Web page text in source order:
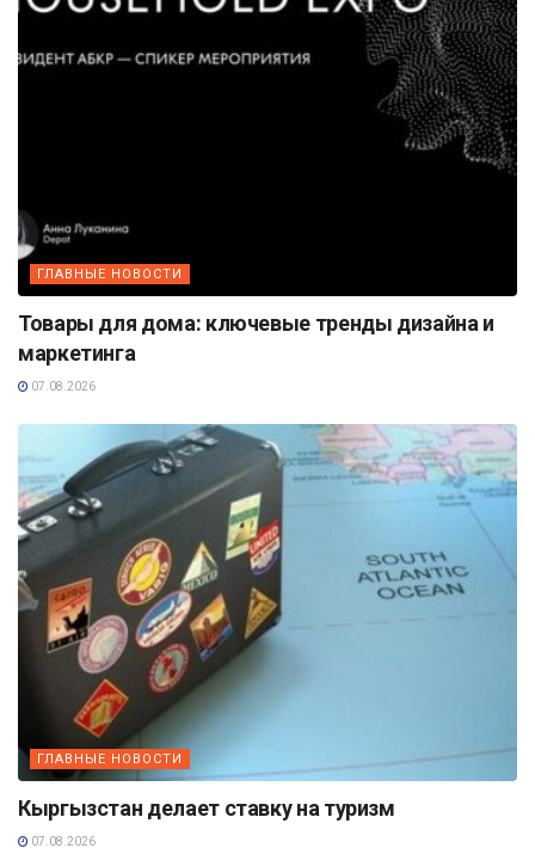
ГЛАВНЫЕ НОВОСТИ
Товары для дома: ключевые тренды дизайна и
маркетинга
07.08.2026
ГЛАВНЫЕ НОВОСТИ
Кыргызстан делает ставку на туризм
07.08.2026